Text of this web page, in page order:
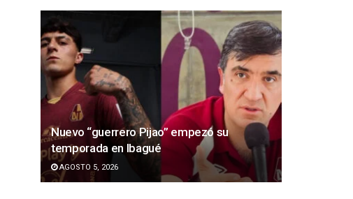
Nuevo “guerrero Pijao” empezó su
temporada en Ibagué
AGOSTO 5, 2026